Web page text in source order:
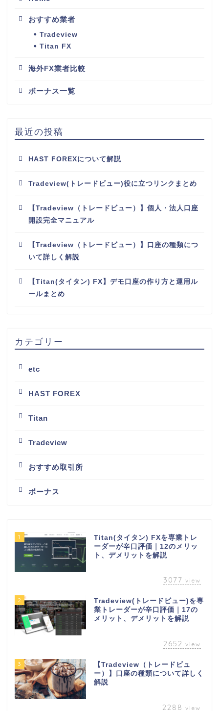
おすすめ業者
Tradeview
Titan FX
海外FX業者比較
ボーナス一覧
最近の投稿
HAST FOREXについて解説
Tradeview(トレードビュー)役に立つリンクまとめ
【Tradeview（トレードビュー）】個人・法人口座
開設完全マニュアル
【Tradeview（トレードビュー）】口座の種類につ
いて詳しく解説
【Titan(タイタン) FX】デモ口座の作り方と運用ル
ールまとめ
カテゴリー
etc
HAST FOREX
Titan
Tradeview
おすすめ取引所
ボーナス
1
Titan(タイタン) FXを専業トレ
ーダーが辛口評価｜12のメリッ
ト、デメリットを解説
3077 view
2
Tradeview(トレードビュー)を専
業トレーダーが辛口評価｜17の
メリット、デメリットを解説
2652 view
3
【Tradeview（トレードビュ
ー）】口座の種類について詳しく
解説
2288 view